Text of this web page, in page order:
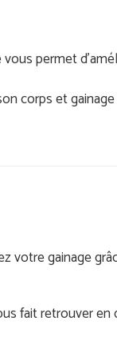
permet
corps et
gainage
fait retrouver en